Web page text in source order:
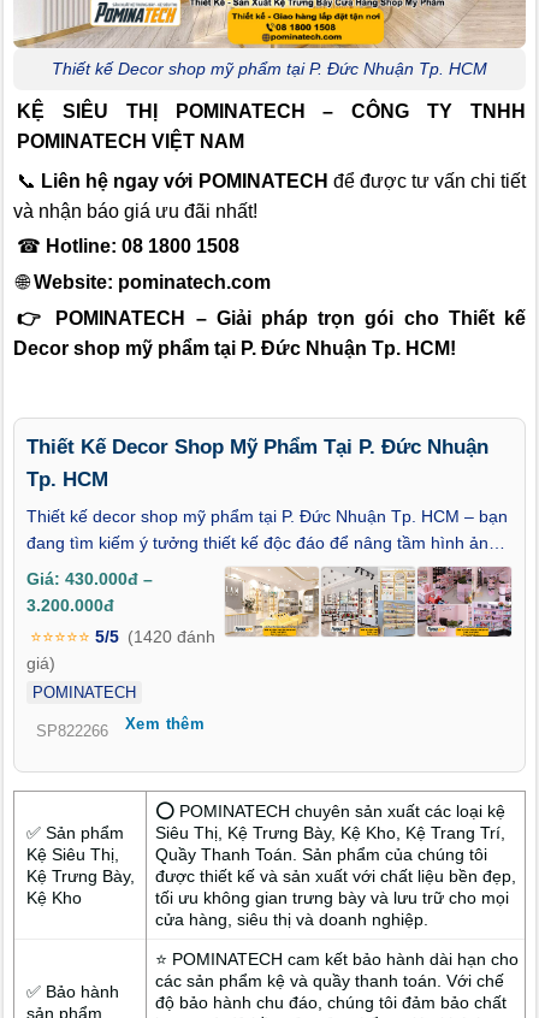
Thiết kế Decor shop mỹ phẩm tại P. Đức Nhuận Tp. HCM
KỆ SIÊU THỊ POMINATECH – CÔNG TY TNHH
POMINATECH VIỆT NAM
📞 Liên hệ ngay với POMINATECH để được tư vấn chi tiết
và nhận báo giá ưu đãi nhất!
☎ Hotline: 08 1800 1508
🌐Website: pominatech.com
👉 POMINATECH – Giải pháp trọn gói cho Thiết kế
Decor shop mỹ phẩm tại P. Đức Nhuận Tp. HCM!
Thiết Kế Decor Shop Mỹ Phẩm Tại P. Đức Nhuận
Tp. HCM
Thiết kế decor shop mỹ phẩm tại P. Đức Nhuận Tp. HCM – bạn
đang tìm kiếm ý tưởng thiết kế độc đáo để nâng tầm hình ảnh
cửa hàng và tạo dấu ấn riêng trong lòng khách hàng? Trong
bối cảnh ngành mỹ phẩm ngày càng phát triển mạnh mẽ tại P.
Đức Nhuận Tp. HCM, việc đầu tư bài bản vào không gian trưng
bày là yếu tố sống còn giúp thương hiệu nổi bật và giữ chân
khách hàng lâu dài. Bài viết này sẽ giúp bạn khám phá các giải
pháp thiết kế decor chuyên nghiệp, đậm tính thẩm mỹ, phù hợp
với xu hướng hiện đại và đặc điểm khách hàng tại địa phương.
Giá: 430.000đ –
3.200.000đ
⭐⭐⭐⭐⭐ 5/5 (1420 đánh
giá)
POMINATECH
SP822266 Xem thêm
✅ Sản phẩm
Kệ Siêu Thị,
Kệ Trưng Bày,
Kệ Kho
⭕ POMINATECH chuyên sản xuất các loại kệ
Siêu Thị, Kệ Trưng Bày, Kệ Kho, Kệ Trang Trí,
Quầy Thanh Toán. Sản phẩm của chúng tôi
được thiết kế và sản xuất với chất liệu bền đẹp,
tối ưu không gian trưng bày và lưu trữ cho mọi
cửa hàng, siêu thị và doanh nghiệp.
✅ Bảo hành
sản phẩm
⭐ POMINATECH cam kết bảo hành dài hạn cho
các sản phẩm kệ và quầy thanh toán. Với chế
độ bảo hành chu đáo, chúng tôi đảm bảo chất